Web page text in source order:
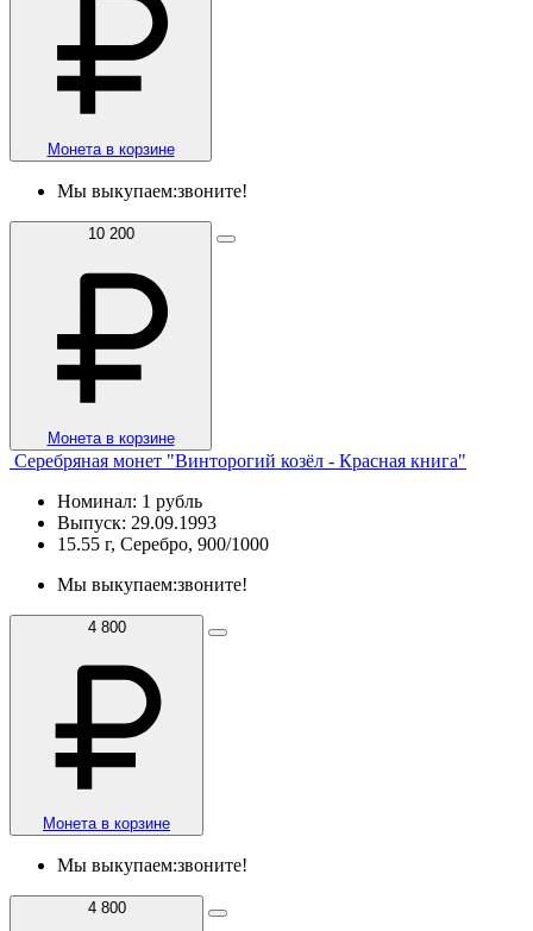
Монета в корзине
Мы выкупаем:звоните!
10 200
Монета в корзине
Серебряная монет "Винторогий козёл - Красная книга"
Номинал: 1 рубль
Выпуск: 29.09.1993
15.55 г, Серебро, 900/1000
Мы выкупаем:звоните!
4 800
Монета в корзине
Мы выкупаем:звоните!
4 800